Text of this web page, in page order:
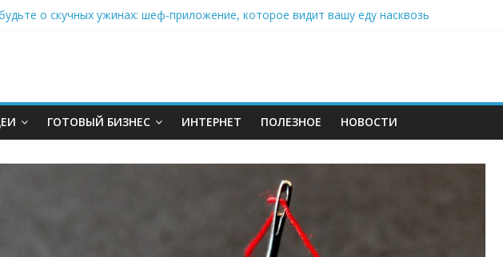
о скучных ужинах: шеф-приложение, которое видит вашу еду насквозь
ГОТОВЫЙ БИЗНЕС ИНТЕРНЕТ ПОЛЕЗНОЕ НОВОСТИ